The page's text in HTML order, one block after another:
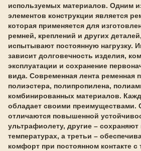
используемых материалов. Одним
элементов конструкции является
которая применяется для
ремней, креплений и других
испытывают постоянную нагрузку.
зависит долговечность изделия,
эксплуатации и сохранение
вида. Современная лента ременная
полиэстера, полипропилена,
комбинированных материалов.
обладает своими преимуществами.
отличаются повышенной
ультрафиолету, другие – сохраняют
температурах, а третьи –
комфорт при постоянном контакте